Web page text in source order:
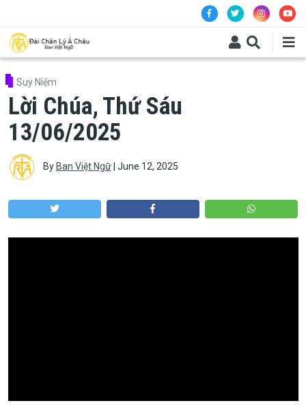
Suy Niệm
Lời Chúa, Thứ Sáu
13/06/2025
By Ban Việt Ngữ| June 12, 2025